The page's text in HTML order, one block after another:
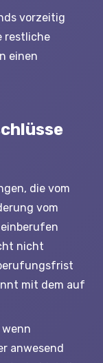
vorzeitig
restliche
einen
die vom
vom
nicht
mit dem auf
anwesend